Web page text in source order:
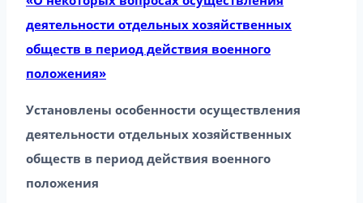
деятельности отдельных хозяйственных
обществ в период действия военного
положения»
Установлены особенности осуществления
деятельности отдельных хозяйственных
обществ в период действия военного
положения